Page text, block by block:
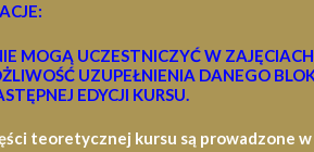
MOGĄ UCZESTNICZYĆ W
UZUPEŁNIENIA DANEGO
EDYCJI KURSU.
teoretycznej kursu są prowadzone